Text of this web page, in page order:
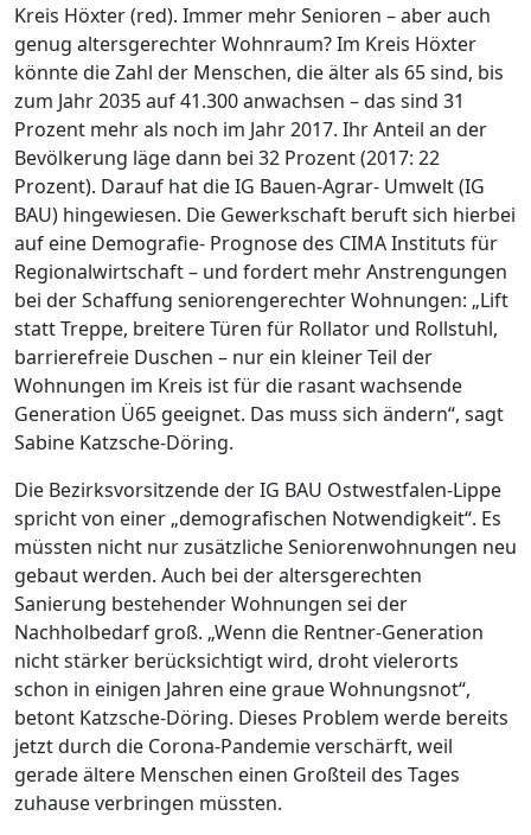
Kreis Höxter (red). Immer mehr Senioren – aber auch
genug altersgerechter Wohnraum? Im Kreis Höxter
könnte die Zahl der Menschen, die älter als 65 sind, bis
zum Jahr 2035 auf 41.300 anwachsen – das sind 31
Prozent mehr als noch im Jahr 2017. Ihr Anteil an der
Bevölkerung läge dann bei 32 Prozent (2017: 22
Prozent). Darauf hat die IG Bauen-Agrar- Umwelt (IG
BAU) hingewiesen. Die Gewerkschaft beruft sich hierbei
auf eine Demografie- Prognose des CIMA Instituts für
Regionalwirtschaft – und fordert mehr Anstrengungen
bei der Schaffung seniorengerechter Wohnungen: „Lift
statt Treppe, breitere Türen für Rollator und Rollstuhl,
barrierefreie Duschen – nur ein kleiner Teil der
Wohnungen im Kreis ist für die rasant wachsende
Generation Ü65 geeignet. Das muss sich ändern“, sagt
Sabine Katzsche-Döring.
Die Bezirksvorsitzende der IG BAU Ostwestfalen-Lippe
spricht von einer „demografischen Notwendigkeit“. Es
müssten nicht nur zusätzliche Seniorenwohnungen neu
gebaut werden. Auch bei der altersgerechten
Sanierung bestehender Wohnungen sei der
Nachholbedarf groß. „Wenn die Rentner-Generation
nicht stärker berücksichtigt wird, droht vielerorts
schon in einigen Jahren eine graue Wohnungsnot“,
betont Katzsche-Döring. Dieses Problem werde bereits
jetzt durch die Corona-Pandemie verschärft, weil
gerade ältere Menschen einen Großteil des Tages
zuhause verbringen müssten.